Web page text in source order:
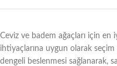
Ceviz ve badem ağaçları için
ihtiyaçlarına uygun olarak
dengeli beslenmesi sağlanarak,